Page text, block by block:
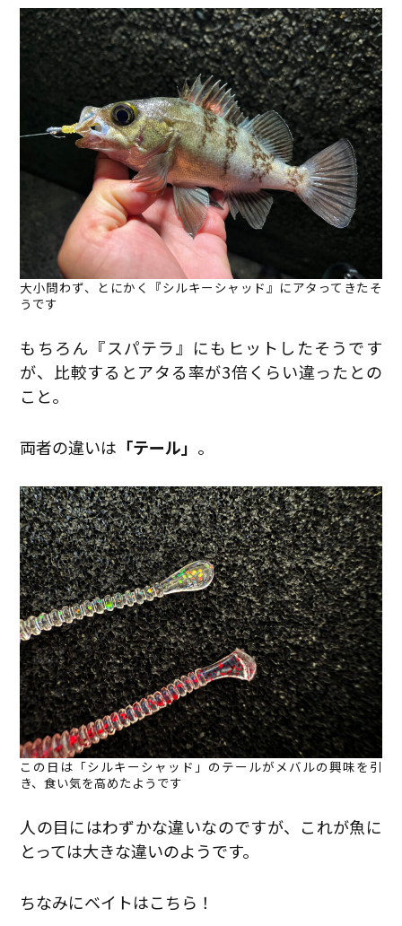
大小問わず、とにかく『シルキーシャッド』にアタってきたそ
うです
もちろん『スパテラ』にもヒットしたそうです
が、比較するとアタる率が3倍くらい違ったとの
こと。
両者の違いは 「テール」 。
この日は「シルキーシャッド」のテールがメバルの興味を引
き、食い気を高めたようです
人の目にはわずかな違いなのですが、これが魚に
とっては大きな違いのようです。
ちなみにベイトはこちら！